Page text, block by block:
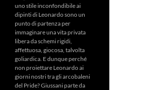
uno stile inconfondibile ai
dipinti di Leonardo sono un
punto di partenza per
immaginare una vita privata
libera da schemi rigidi,
affettuosa, giocosa, talvolta
goliardica. E dunque perché
non proiettare Leonardo ai
giorni nostri tra gli arcobaleni
del Pride? Giussani parte da